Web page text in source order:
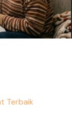
Terbaik